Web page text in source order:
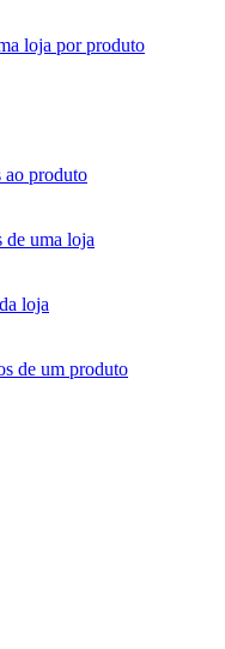
loja por produto
ao produto
de uma loja
loja
de um produto